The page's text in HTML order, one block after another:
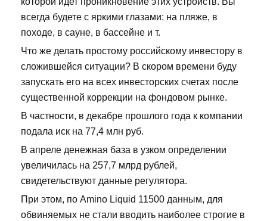
всегда будете с яркими глазами: на пляже, в
походе, в сауне, в бассейне и т.
Что же делать простому российскому инвестору в
сложившейся ситуации? В скором времени буду
запускать его на всех инвесторских счетах после
существенной коррекции на фондовом рынке.
В частности, в декабре прошлого года к компании
подала иск на 77,4 млн руб.
В апреле денежная база в узком определении
увеличилась на 257,7 млрд рублей,
свидетельствуют данные регулятора.
При этом, по Amino Liquid 11500 данным, для
обвиняемых не стали вводить наиболее строгие в